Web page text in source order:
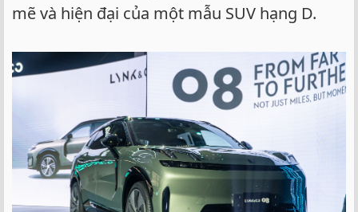
mẽ và hiện đại của một mẫu SUV hạng D.